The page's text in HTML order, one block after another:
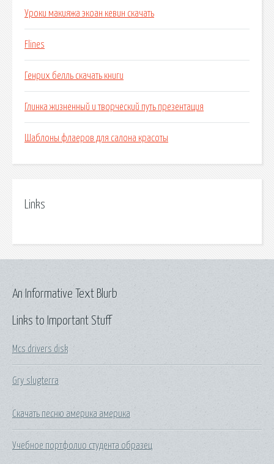
Уроки макияжа экоан кевин скачать
Flines
Генрих белль скачать книги
Глинка жизненный и творческий путь презентация
Шаблоны флаеров для салона красоты
Links
Links to Important Stuff
Mcs drivers disk
Gry slugterra
Скачать песню америка америка
Учебное портфолио студента образец
An Informative Text Blurb